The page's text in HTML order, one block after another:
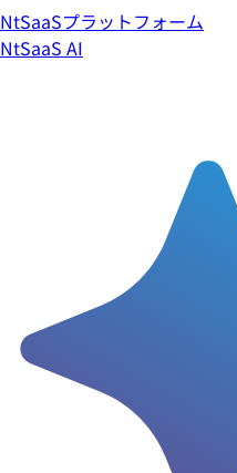
NtSaaSプラットフォーム
NtSaaS AI